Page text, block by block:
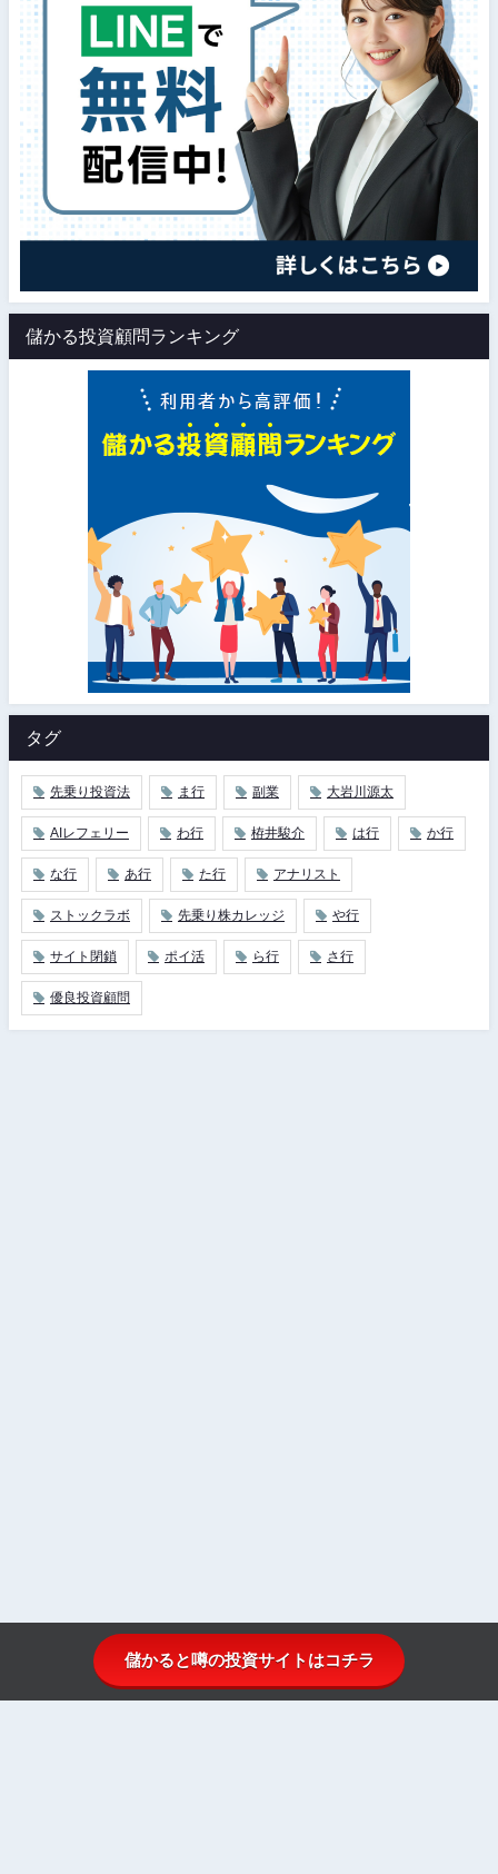
儲かる投資顧問ランキング
タグ
先乗り投資法 ま行 副業 大岩川源太
AIレフェリー わ行 栫井駿介 は行 か行
な行 あ行 た行 アナリスト
ストックラボ 先乗り株カレッジ や行
サイト閉鎖 ポイ活 ら行 さ行
優良投資顧問
儲かると噂の投資サイトはコチラ